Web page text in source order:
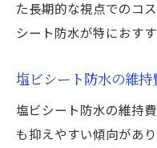
た長期的な視点でのコ
シート防水が特におすす
塩ビシート防水の維
塩ビシート防水の維持
も抑えやすい傾向があ